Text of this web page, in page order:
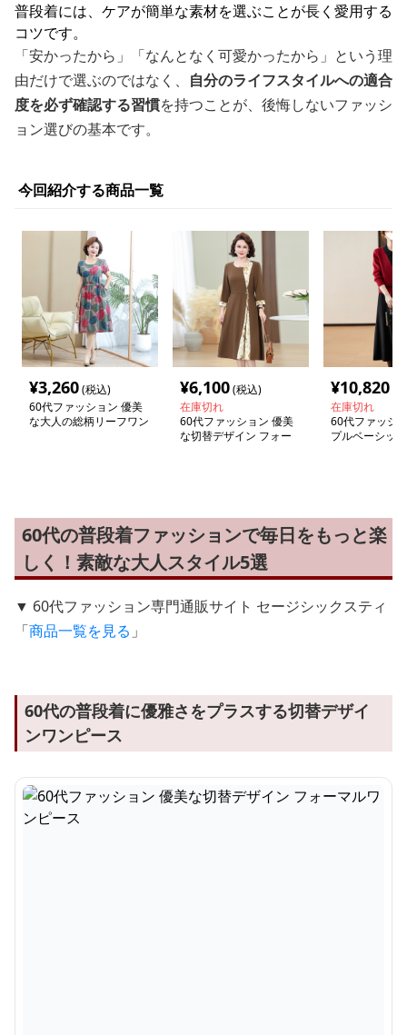
普段着には、ケアが簡単な素材を選ぶことが長く愛用する
コツです。
「安かったから」「なんとなく可愛かったから」という理
由だけで選ぶのではなく、 自分のライフスタイルへの適合
度を必ず確認する習慣を持つことが、後悔しないファッシ
ョン選びの基本です。
今回紹介する商品一覧
¥3,260(税込)
60代ファッション 優美
な大人の総柄リーフワン
¥6,100(税込)
在庫切れ
60代ファッション 優美
な切替デザイン フォー
¥10,820
在庫切れ
60代ファッシ
プルベーシッ
60代の普段着ファッションで毎日をもっと楽
しく！素敵な大人スタイル5選
▼ 60代ファッション専門通販サイト セージシックスティ
「商品一覧を見る 」
60代の普段着に優雅さをプラスする切替デザイ
ンワンピース